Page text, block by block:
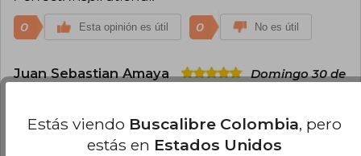
continúa liderando ClickFunnels y
compartiendo estrategias de crecimiento y
ventas con una comunidad global de
0 Esta opinión es útil 0 No es útil
Juan Sebastian Amaya
Domingo 30 de
Gran libro para cualquiera que se dedique al
marketing digital.
Estás viendo Buscalibre Colombia, pero
estás en Estados Unidos